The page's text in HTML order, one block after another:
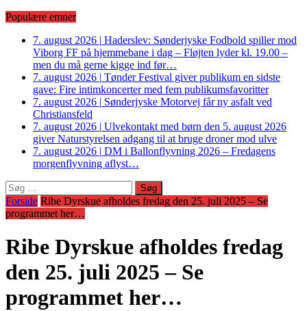
Populære emner
7. august 2026 | Haderslev: Sønderjyske Fodbold spiller mod
Viborg FF på hjemmebane i dag – Fløjten lyder kl. 19.00 –
men du må gerne kigge ind før…
7. august 2026 | Tønder Festival giver publikum en sidste
gave: Fire intimkoncerter med fem publikumsfavoritter
7. august 2026 | Sønderjyske Motorvej får ny asfalt ved
Christiansfeld
7. august 2026 | Ulvekontakt med børn den 5. august 2026
giver Naturstyrelsen adgang til at bruge droner mod ulve
7. august 2026 | DM i Ballonflyvning 2026 – Fredagens
morgenflyvning aflyst…
Søg
efter:
Forside Ribe Dyrskue afholdes fredag den 25. juli 2025 – Se
programmet her…
Ribe Dyrskue afholdes fredag
den 25. juli 2025 – Se
programmet her…